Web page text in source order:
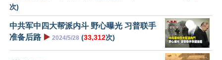
次)
中共军中四大帮派内斗 野心曝光 习普联手
准备后路 ▶️ 2024/5/28 (33,312次)